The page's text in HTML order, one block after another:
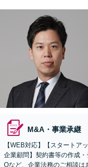
M&A・事業承継
【WEB対応】【スタートア
企業顧問】契約書等の作成
Oなど、企業法務のご相談は